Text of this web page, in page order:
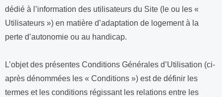
dédié à l’information des utilisateurs du Site (le ou les «
Utilisateurs ») en matière d’adaptation de logement à la
perte d’autonomie ou au handicap.
L’objet des présentes Conditions Générales d’Utilisation (ci-
après dénommées les « Conditions ») est de définir les
termes et les conditions régissant les relations entre les